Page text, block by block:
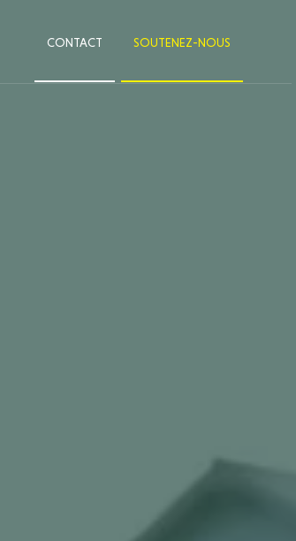
CONTACT SOUTENEZ-NOUS